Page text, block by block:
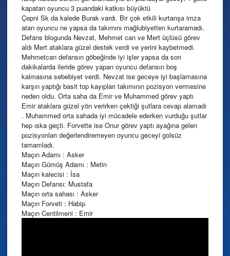
kapatan oyuncu 3 puandaki katkısı büyüktü
Çepni Sk da kalede Burak vardı. Bir çok etkili kurtarışa imza
atan oyuncu ne yapsa da takımını mağlubiyetten kurtaramadı.
Defans blogunda Nevzat, Mehmet can ve Mert üçlüsü görev
aldı Mert ataklara güzel destek verdi ve yerini kaybetmedi.
Mehmetcan defansın göbeğinde iyi işler yapsa da son
dakikalarda ileride görev yapan oyuncu defansın boş
kalmasına sebebiyet verdi. Nevzat ise geceye iyi başlamasına
karşın yaptığı basit top kayıpları takımının pozisyon vermesine
neden oldu. Orta saha da Emir ve Muhammed görev yaptı
Emir ataklara güzel yön verirken çektiği şutlara cevap alamadı
. Muhammed orta sahada iyi mücadele ederken vurduğu şutlar
hep ıska geçti. Forvette ise Onur görev yaptı ayağına gelen
pozisyonları değerlendiremeyen oyuncu geceyi golsüz
tamamladı.
Maçın Adamı : Asker
Maçın Gümüş Adamı : Metin
Maçın kalecisi : İsa
Maçın Defansı: Mustafa
Maçın orta sahası : Asker
Maçın Forveti : Habip
Maçın Centilmeni : Emir